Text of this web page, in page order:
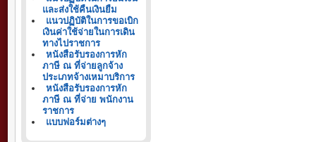
และส่งใช้คืนเงินยืม
แนวปฏิบัติในการขอเบิก
เงินค่าใช้จ่ายในการเดิน
ทางไปราชการ
หนังสือรับรองการหัก
ภาษี ณ ที่จ่ายลูกจ้าง
ประเภทจ้างเหมาบริการ
หนังสือรับรองการหัก
ภาษี ณ ที่จ่าย พนักงาน
ราชการ
แบบฟอร์มต่างๆ